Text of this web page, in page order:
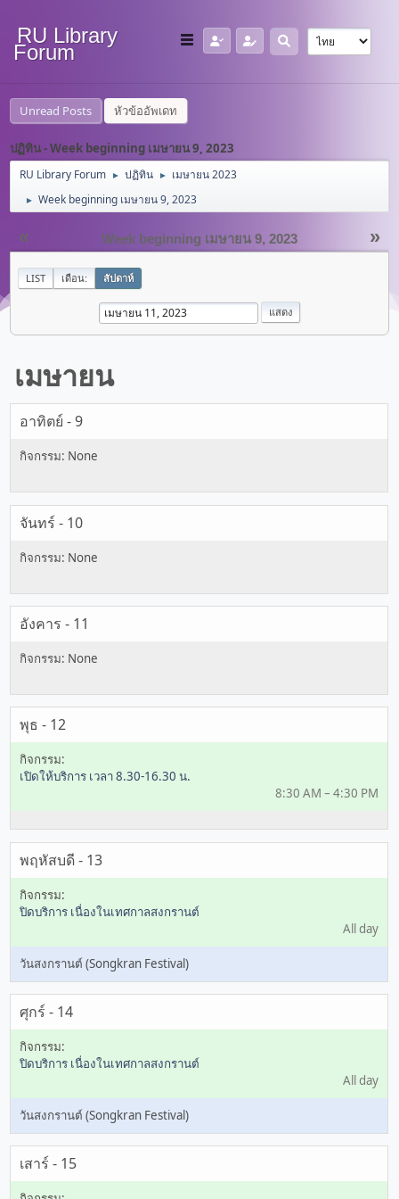
RU Library
Forum
Unread Posts หัวข้ออัพเดท
ปฏิทิน - Week beginning เมษายน 9, 2023
RU Library Forum ► ปฏิทิน ► เมษายน 2023
► Week beginning เมษายน 9, 2023
« »
Week beginning เมษายน 9, 2023
LIST เดือน: สัปดาห์
เมษายน
อาทิตย์ - 9
จันทร์ - 10
อังคาร - 11
พุธ - 12
เปิดให้บริการ เวลา 8.30-16.30 น.
8:30 AM – 4:30 PM
พฤหัสบดี - 13
ปิดบริการ เนื่องในเทศกาลสงกรานต์
All day
วันสงกรานต์ (Songkran Festival)
ศุกร์ - 14
ปิดบริการ เนื่องในเทศกาลสงกรานต์
All day
วันสงกรานต์ (Songkran Festival)
เสาร์ - 15